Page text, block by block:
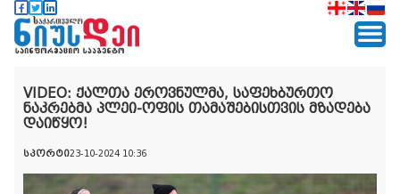
VIDEO: ქალთა ეროვნულმა, საფეხბურთო
ნაკრებმა პლეი-ოფის თამაშებისთვის მზადება
დაიწყო!
სპორტი23-10-2024 10:36